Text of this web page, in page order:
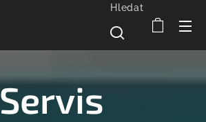
Hledat
Servis